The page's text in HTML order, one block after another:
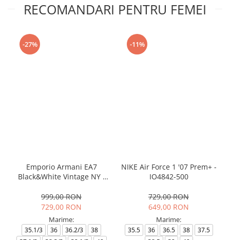
RECOMANDARI PENTRU FEMEI
-27%
Emporio Armani EA7
Black&White Vintage NY -
999,00 RON
729,00 RON
Marime:
35.1/3 36 36.2/3
38
-11%
NIKE Air Force 1 '07 Prem+ -
IO4842-500
729,00 RON
649,00 RON
Marime:
35.5 36 36.5 38
37.5